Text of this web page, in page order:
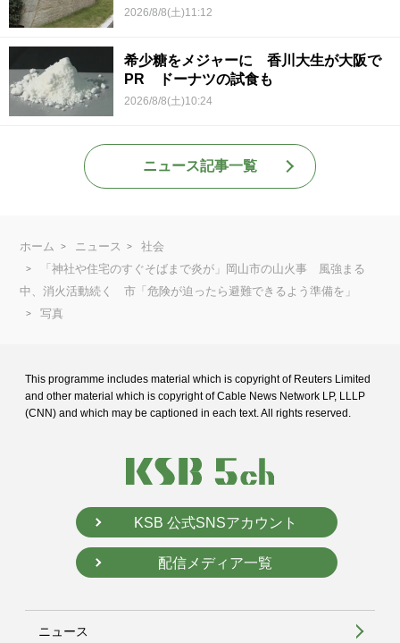
2026/8/8(土)11:12
希少糖をメジャーに 香川大生が大阪で
PR ドーナツの試食も
2026/8/8(土)10:24
ニュース記事一覧
ホーム ニュース
社会
「神社や住宅のすぐそばまで炎が」岡山市の山火事 風強まる
中、消火活動続く 市「危険が迫ったら避難できるよう準備を」
写真
This programme includes material which is copyright of Reuters Limited
and other material which is copyright of Cable News Network LP, LLLP
(CNN) and which may be captioned in each text. All rights reserved.
KSB 公式SNSアカウント
配信メディア一覧
ニュース